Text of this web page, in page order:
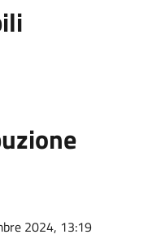
2024, 13:19